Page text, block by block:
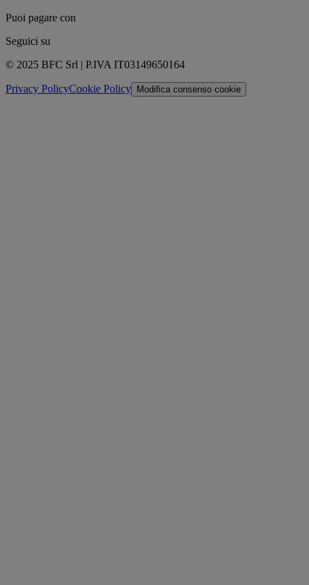
Puoi pagare con
Seguici su
© 2025 BFC Srl | P.IVA IT03149650164
Privacy PolicyCookie Policy Modifica consenso cookie